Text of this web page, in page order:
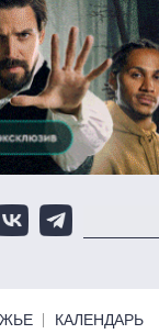
КАЛЕНДАРЬ